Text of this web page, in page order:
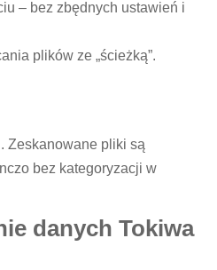
– bez zbędnych ustawień i
plików ze „ścieżką”.
Zeskanowane pliki są
bez kategoryzacji w
danych Tokiwa